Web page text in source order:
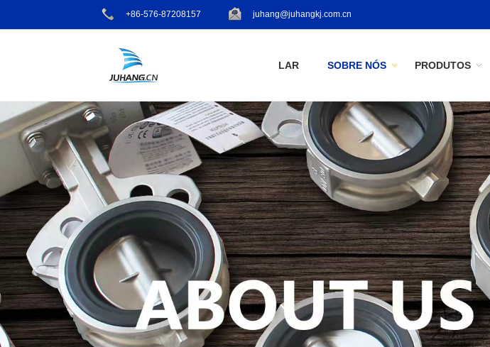
+86-576-87208157 juhang@juhangkj.com.cn
LAR SOBRE NÓS PRODUTOS